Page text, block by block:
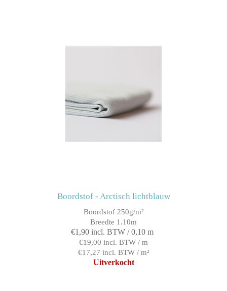
Boordstof - Arctisch lichtblauw
Boordstof 250g/m²
Breedte 1.10m
€1,90 incl. BTW / 0,10 m
€19,00 incl. BTW / m
€17,27 incl. BTW / m²
Uitverkocht